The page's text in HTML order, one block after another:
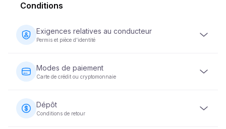
Conditions
Exigences relatives au conducteur
Permis et pièce d'identité
titulaire d'un permis de conduire valide. Une pièce
d'identité (passeport ou carte d'identité nationale) est
également requise. Certains véhicules peuvent exiger
depuis au moins 2 ans.
Modes de paiement
Carte de crédit ou cryptomonnaie
effectués par carte de crédit ou en cryptomonnaie. Le
paiement intégral est exigé au moment de la réservation
afin de garantir votre réservation.
Dépôt
Conditions de retour